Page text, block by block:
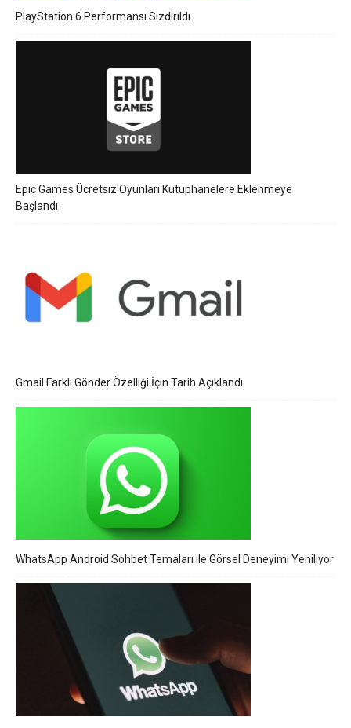
PlayStation 6 Performansı Sızdırıldı
Epic Games Ücretsiz Oyunları Kütüphanelere Eklenmeye
Başlandı
Gmail Farklı Gönder Özelliği İçin Tarih Açıklandı
WhatsApp Android Sohbet Temaları ile Görsel Deneyimi Yeniliyor